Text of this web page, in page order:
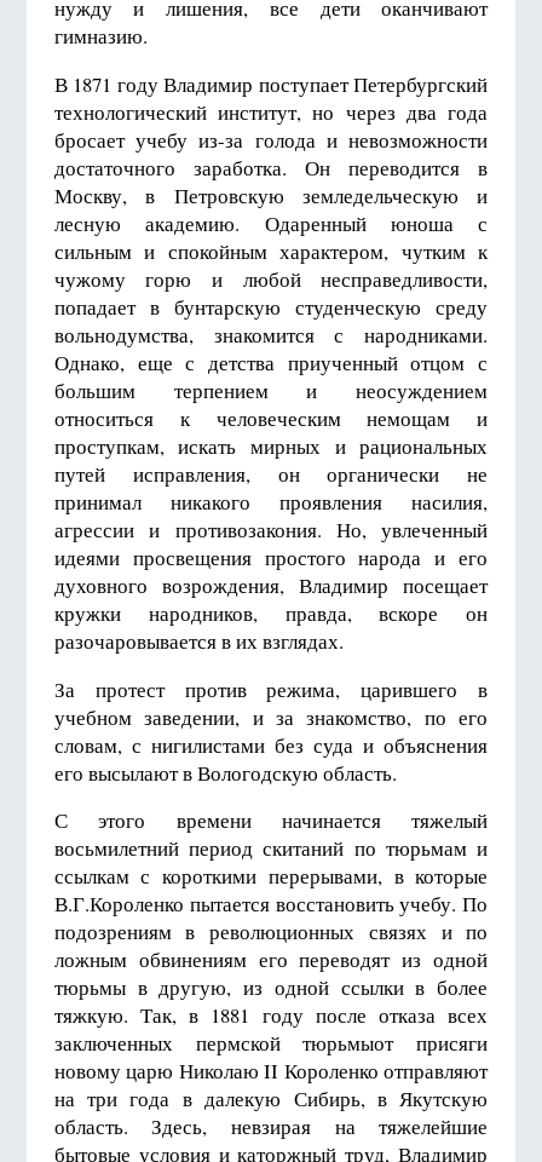
нужду и лишения, все дети оканчивают
гимназию.
В 1871 году Владимир поступает Петербургский
технологический институт, но через два года
бросает учебу из-за голода и невозможности
достаточного заработка. Он переводится в
Москву, в Петровскую земледельческую и
лесную академию. Одаренный юноша с
сильным и спокойным характером, чутким к
чужому горю и любой несправедливости,
попадает в бунтарскую студенческую среду
вольнодумства, знакомится с народниками.
Однако, еще с детства приученный отцом с
большим терпением и неосуждением
относиться к человеческим немощам и
проступкам, искать мирных и рациональных
путей исправления, он органически не
принимал никакого проявления насилия,
агрессии и противозакония. Но, увлеченный
идеями просвещения простого народа и его
духовного возрождения, Владимир посещает
кружки народников, правда, вскоре он
разочаровывается в их взглядах.
За протест против режима, царившего в
учебном заведении, и за знакомство, по его
словам, с нигилистами без суда и объяснения
его высылают в Вологодскую область.
С этого времени начинается тяжелый
восьмилетний период скитаний по тюрьмам и
ссылкам с короткими перерывами, в которые
В.Г.Короленко пытается восстановить учебу. По
подозрениям в революционных связях и по
ложным обвинениям его переводят из одной
тюрьмы в другую, из одной ссылки в более
тяжкую. Так, в 1881 году после отказа всех
заключенных пермской тюрьмыот присяги
новому царю Николаю II Короленко отправляют
на три года в далекую Сибирь, в Якутскую
область. Здесь, невзирая на тяжелейшие
бытовые условия и каторжный труд, Владимир